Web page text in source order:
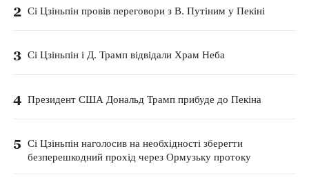
2 Сі Цзіньпін провів переговори з В. Путіним у Пекіні
3 Сі Цзіньпін і Д. Трамп відвідали Храм Неба
4 Президент США Дональд Трамп прибуде до Пекіна
5 Сі Цзіньпін наголосив на необхідності зберегти
безперешкодний прохід через Ормузьку протоку